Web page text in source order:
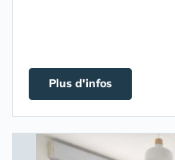
Plus d'infos